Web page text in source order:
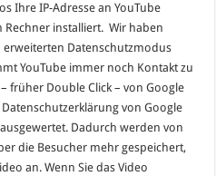
Ihre IP-Adresse an YouTube
installiert. Wir haben
erweiterten Datenschutzmodus
YouTube immer noch Kontakt zu
früher Double Click – von Google
von Google
Dadurch werden von
die Besucher mehr gespeichert,
an. Wenn Sie das Video